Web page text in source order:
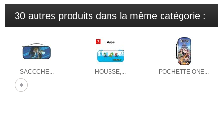
30 autres produits dans la même catégorie :
SACOCHE... HOUSSE,... POCHETTE ONE...